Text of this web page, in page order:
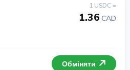
1 USDC =
1.36 CAD
Обміняти